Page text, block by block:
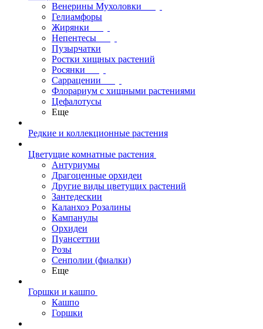
Венерины Мухоловки
Гелиамфоры
Жирянки
Непентесы
Пузырчатки
Ростки хищных растений
Росянки
Саррацении
Флорариум с хищными растениями
Цефалотусы
Еще
Редкие и коллекционные растения
Цветущие комнатные растения
Антуриумы
Драгоценные орхидеи
Другие виды цветущих растений
Зантедескии
Каланхоэ Розалины
Кампанулы
Орхидеи
Пуансеттии
Розы
Сенполии (фиалки)
Еще
Горшки и кашпо
Кашпо
Горшки